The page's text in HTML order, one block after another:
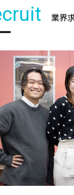
業界